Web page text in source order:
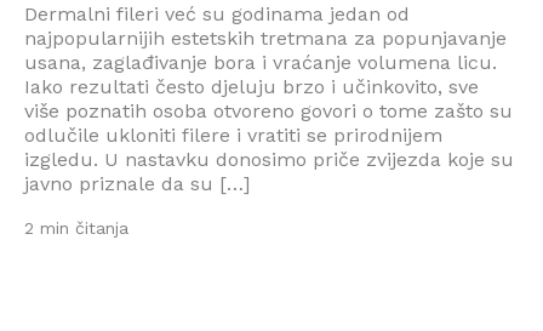
Dermalni fileri već su godinama jedan od
najpopularnijih estetskih tretmana za popunjavanje
usana, zaglađivanje bora i vraćanje volumena licu.
Iako rezultati često djeluju brzo i učinkovito, sve
više poznatih osoba otvoreno govori o tome zašto su
odlučile ukloniti filere i vratiti se prirodnijem
izgledu. U nastavku donosimo priče zvijezda koje su
javno priznale da su […]
2 min čitanja